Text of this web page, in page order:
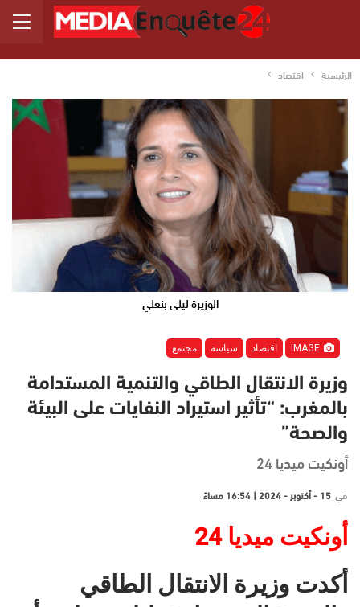
الرئيسية اقتصاد
الوزيرة ليلى بنعلي
اقتصاد سياسة مجتمع
وزيرة الانتقال الطاقي والتنمية المستدامة
بالمغرب: “تأثير استيراد النفايات على البيئة
والصحة”
أونكيت ميديا 24
في 15 - أكتوبر - 2024 | 16:54 مساءً
أونكيت ميديا 24
أكدت وزيرة الانتقال الطاقي